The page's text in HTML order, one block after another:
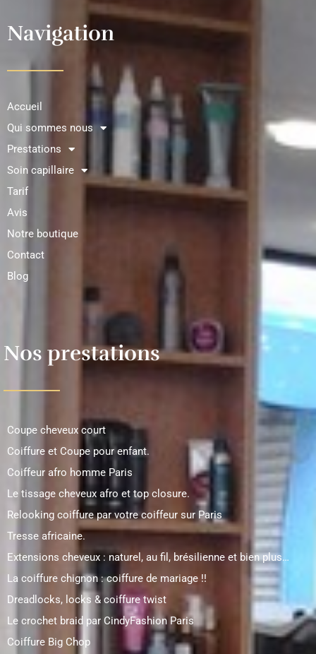
Navigation
Accueil
Qui sommes nous
Prestations
Soin capillaire
Tarif
Avis
Notre boutique
Contact
Blog
Nos prestations
Coupe cheveux court
Coiffure et Coupe pour enfant.
Coiffeur afro homme Paris
Le tissage cheveux afro et top closure.
Relooking coiffure par votre coiffeur sur Paris
Tresse africaine.
Extensions cheveux : naturel, au fil, brésilienne et bien plus…
La coiffure chignon : coiffure de mariage !!
Dreadlocks, locks & coiffure twist
Le crochet braid par CindyFashion Paris
Coiffure Big Chop